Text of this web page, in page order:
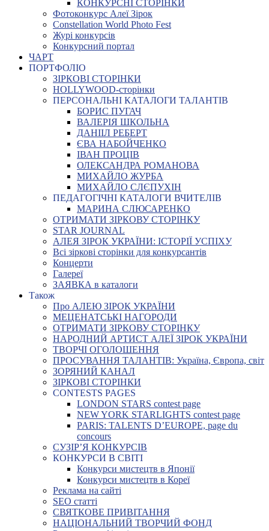
КОНКУРСНІ СТОРІНКИ
Фотоконкурс Алеї Зірок
Constellation World Photo Fest
Журі конкурсів
Конкурсний портал
ЧАРТ
ПОРТФОЛІО
ЗІРКОВІ СТОРІНКИ
HOLLYWOOD-сторінки
ПЕРСОНАЛЬНІ КАТАЛОГИ ТАЛАНТІВ
БОРИС ПУГАЧ
ВАЛЕРІЯ ШКОЛЬНА
ДАНІІЛ РЕБЕРТ
ЄВА НАБОЙЧЕНКО
ІВАН ПРОЦІВ
ОЛЕКСАНДРА РОМАНОВА
МИХАЙЛО ЖУРБА
МИХАЙЛО СЛЄПУХІН
ПЕДАГОГІЧНІ КАТАЛОГИ ВЧИТЕЛІВ
МАРИНА СЛЮСАРЕНКО
ОТРИМАТИ ЗІРКОВУ СТОРІНКУ
STAR JOURNAL
АЛЕЯ ЗІРОК УКРАЇНИ: ІСТОРІЇ УСПІХУ
Всі зіркові сторінки для конкурсантів
Концерти
Галереї
ЗАЯВКА в каталоги
Також
Про АЛЕЮ ЗІРОК УКРАЇНИ
МЕЦЕНАТСЬКІ НАГОРОДИ
ОТРИМАТИ ЗІРКОВУ СТОРІНКУ
НАРОДНИЙ АРТИСТ АЛЕЇ ЗІРОК УКРАЇНИ
ТВОРЧІ ОГОЛОШЕННЯ
ПРОСУВАННЯ ТАЛАНТІВ: Україна, Європа, світ
ЗОРЯНИЙ КАНАЛ
ЗІРКОВІ СТОРІНКИ
CONTESTS PAGES
LONDON STARS contest page
NEW YORK STARLIGHTS contest page
PARIS: TALENTS D’EUROPE, page du
concours
СУЗІР’Я КОНКУРСІВ
КОНКУРСИ В СВІТІ
Конкурси мистецтв в Японії
Конкурси мистецтв в Кореї
Реклама на сайті
SEO статті
СВЯТКОВЕ ПРИВІТАННЯ
НАЦІОНАЛЬНИЙ ТВОРЧИЙ ФОНД